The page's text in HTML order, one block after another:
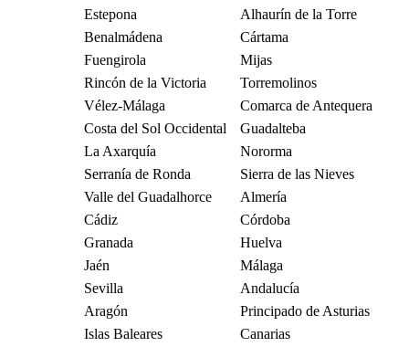
Estepona
Alhaurín de la Torre
Benalmádena
Cártama
Fuengirola
Mijas
Rincón de la Victoria
Torremolinos
Vélez-Málaga
Comarca de Antequera
Costa del Sol Occidental
Guadalteba
La Axarquía
Nororma
Serranía de Ronda
Sierra de las Nieves
Valle del Guadalhorce
Almería
Cádiz
Córdoba
Granada
Huelva
Jaén
Málaga
Sevilla
Andalucía
Aragón
Principado de Asturias
Islas Baleares
Canarias